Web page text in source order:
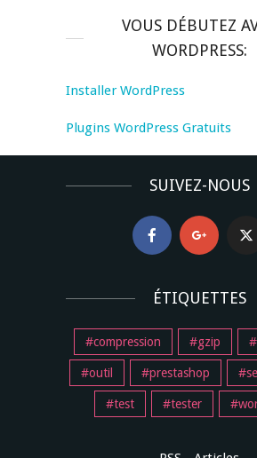
VOUS DÉBUTEZ
WORDPRESS:
Installer WordPress
Plugins WordPress Gratuits
SUIVEZ-NOUS
ÉTIQUETTES
compression gzip
outil prestashop
test tester